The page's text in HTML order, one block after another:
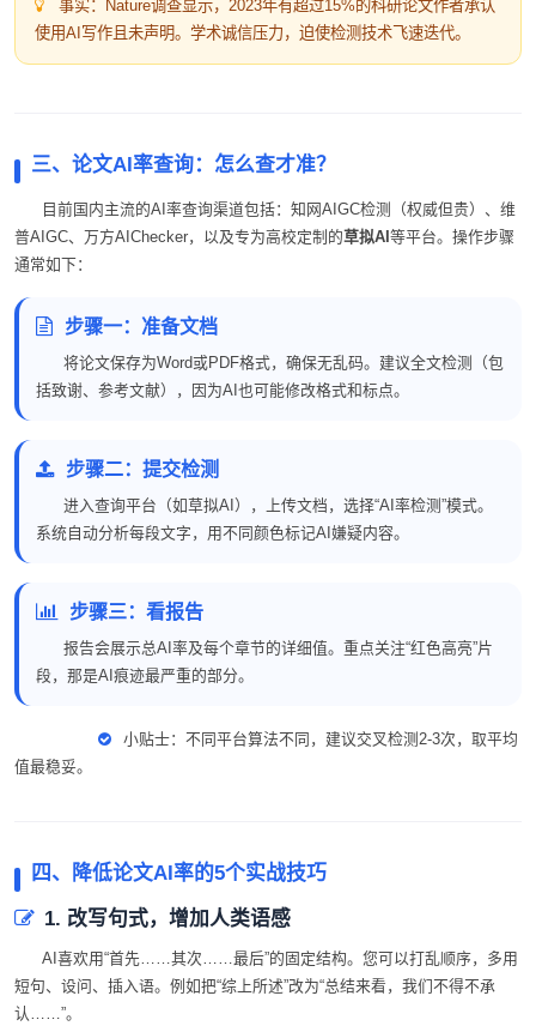
事实：Nature调查显示，2023年有超过15%的科研论文作者承认
使用AI写作且未声明。学术诚信压力，迫使检测技术飞速迭代。
三、论文AI率查询：怎么查才准？
目前国内主流的AI率查询渠道包括：知网AIGC检测（权威但贵）、维
普AIGC、万方AIChecker，以及专为高校定制的草拟AI 等平台。操作步骤
通常如下：
步骤一：准备文档
将论文保存为Word或PDF格式，确保无乱码。建议全文检测（包
括致谢、参考文献），因为AI也可能修改格式和标点。
步骤二：提交检测
进入查询平台（如草拟AI），上传文档，选择“AI率检测”模式。
系统自动分析每段文字，用不同颜色标记AI嫌疑内容。
步骤三：看报告
报告会展示总AI率及每个章节的详细值。重点关注“红色高亮”片
段，那是AI痕迹最严重的部分。
小贴士：不同平台算法不同，建议交叉检测2-3次，取平均
值最稳妥。
四、降低论文AI率的5个实战技巧
1. 改写句式，增加人类语感
AI喜欢用“首先……其次……最后”的固定结构。您可以打乱顺序，多用
短句、设问、插入语。例如把“综上所述”改为“总结来看，我们不得不承
认……”。